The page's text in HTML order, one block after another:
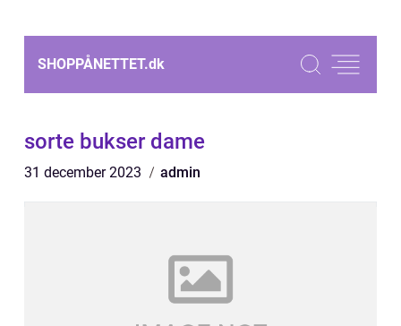
SHOPPÅNETTET.dk
sorte bukser dame
31 december 2023 admin